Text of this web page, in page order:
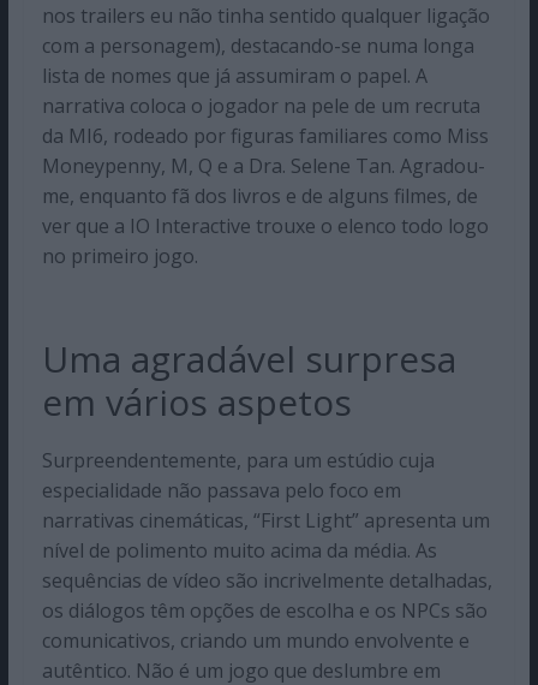
nos trailers eu não tinha sentido qualquer ligação
com a personagem), destacando-se numa longa
lista de nomes que já assumiram o papel. A
narrativa coloca o jogador na pele de um recruta
da MI6, rodeado por figuras familiares como Miss
Moneypenny, M, Q e a Dra. Selene Tan. Agradou-
me, enquanto fã dos livros e de alguns filmes, de
ver que a IO Interactive trouxe o elenco todo logo
no primeiro jogo.
Uma agradável surpresa
em vários aspetos
Surpreendentemente, para um estúdio cuja
especialidade não passava pelo foco em
narrativas cinemáticas, “First Light” apresenta um
nível de polimento muito acima da média. As
sequências de vídeo são incrivelmente detalhadas,
os diálogos têm opções de escolha e os NPCs são
comunicativos, criando um mundo envolvente e
autêntico. Não é um jogo que deslumbre em